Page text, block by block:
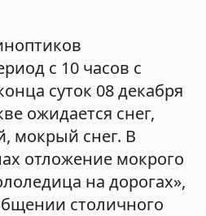
с 10 часов с
суток 08 декабря
ожидается снег,
мокрый снег. В
отложение мокрого
на дорогах»,
столичного